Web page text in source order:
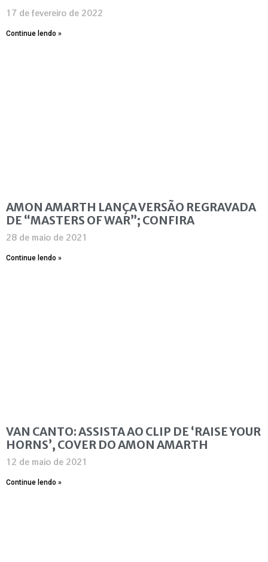
17 de fevereiro de 2022
Continue lendo »
AMON AMARTH LANÇA VERSÃO REGRAVADA
DE “MASTERS OF WAR”; CONFIRA
28 de maio de 2021
Continue lendo »
VAN CANTO: ASSISTA AO CLIP DE ‘RAISE YOUR
HORNS’, COVER DO AMON AMARTH
12 de maio de 2021
Continue lendo »